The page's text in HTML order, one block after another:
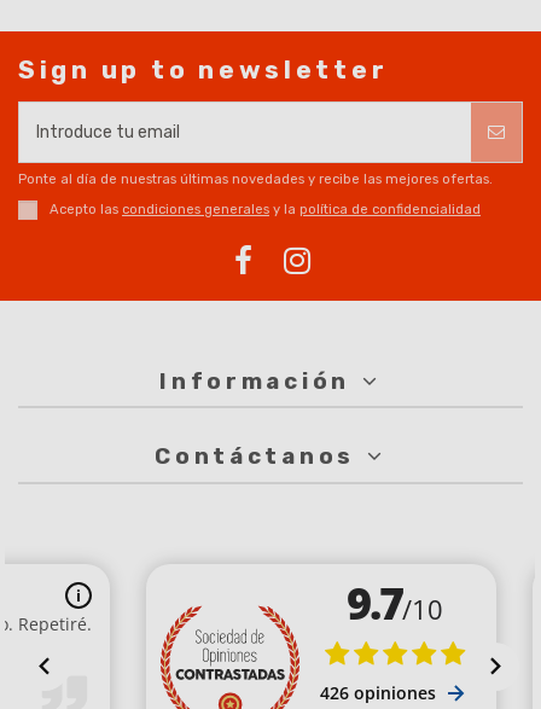
Sign up to newsletter
Ponte al día de nuestras últimas novedades y recibe las mejores ofertas.
Acepto las condiciones generales y la política de confidencialidad
Información
Contáctanos